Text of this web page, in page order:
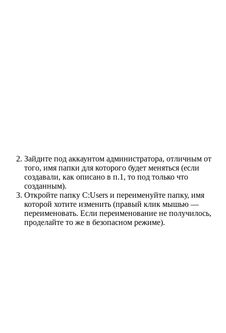
Зайдите под аккаунтом администратора, отличным от
того, имя папки для которого будет меняться (если
создавали, как описано в п.1, то под только что
созданным).
Откройте папку C:Users и переименуйте папку, имя
которой хотите изменить (правый клик мышью —
переименовать. Если переименование не получилось,
проделайте то же в безопасном режиме).